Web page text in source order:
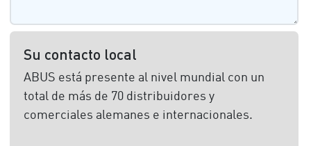
Su contacto local
ABUS está presente al nivel mundial con un
total de más de 70 distribuidores y
comerciales alemanes e internacionales.